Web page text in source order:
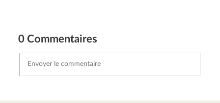
0 Commentaires